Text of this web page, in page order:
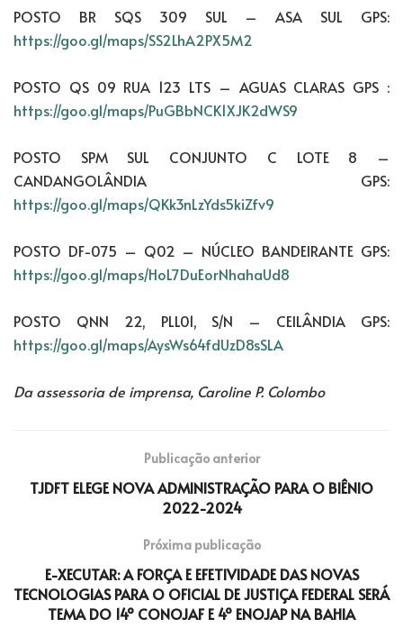
POSTO BR SQS 309 SUL – ASA SUL GPS:
https://goo.gl/maps/SS2LhA2PX5M2
POSTO QS 09 RUA 123 LTS – AGUAS CLARAS GPS :
https://goo.gl/maps/PuGBbNCK1XJK2dWS9
POSTO SPM SUL CONJUNTO C LOTE 8 –
CANDANGOLÂNDIA GPS:
https://goo.gl/maps/QKk3nLzYds5kiZfv9
POSTO DF-075 – Q02 – NÚCLEO BANDEIRANTE GPS:
https://goo.gl/maps/HoL7DuEorNhahaUd8
POSTO QNN 22, PLL01, S/N – CEILÂNDIA GPS:
https://goo.gl/maps/AysWs64fdUzD8sSLA
Da assessoria de imprensa, Caroline P. Colombo
Publicação anterior
TJDFT ELEGE NOVA ADMINISTRAÇÃO PARA O BIÊNIO
2022-2024
Próxima publicação
E-XECUTAR: A FORÇA E EFETIVIDADE DAS NOVAS
TECNOLOGIAS PARA O OFICIAL DE JUSTIÇA FEDERAL SERÁ
TEMA DO 14º CONOJAF E 4º ENOJAP NA BAHIA